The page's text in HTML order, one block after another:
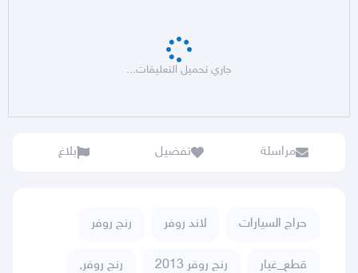
جاري تحميل التعليقات...
مراسلة تفضيل بلاغ
حراج السيارات لاند روفر رنج روفر
قطع_غيار رنج روفر 2013 رنج روفر,